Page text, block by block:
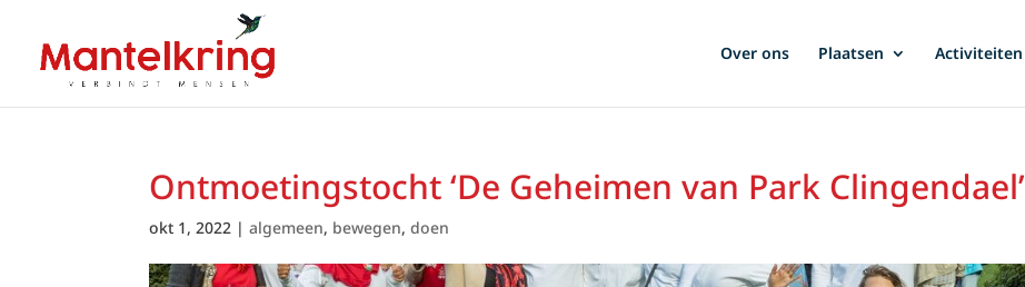
Over ons Plaatsen Activiteiten
Ontmoetingstocht ‘De Geheimen van Park Clingendael’
okt 1, 2022 |algemeen, bewegen,doen